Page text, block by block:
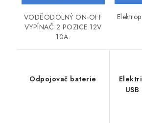
VODĚODOLNÝ ON-OFF
VYPÍNAČ 2 POZICE 12V
10A.
Odpojovač baterie